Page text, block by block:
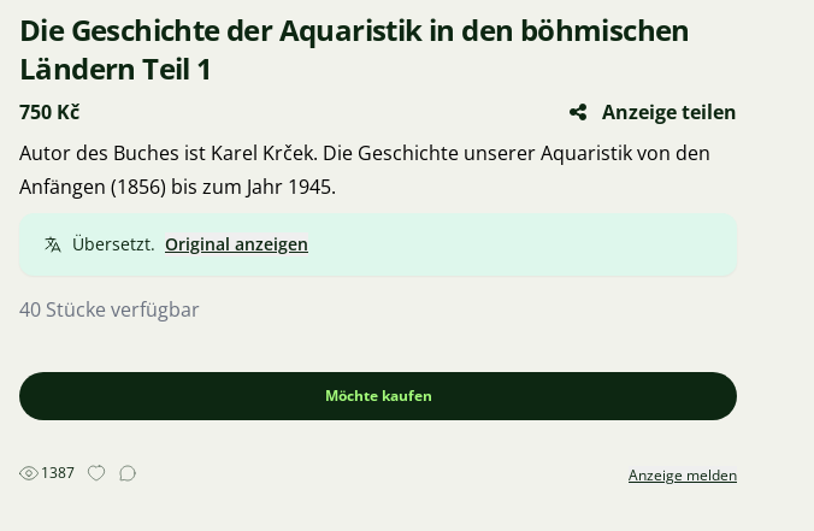
Die Geschichte der Aquaristik in den böhmischen
Ländern Teil 1
750 Kč
Anzeige teilen
Autor des Buches ist Karel Krček. Die Geschichte unserer Aquaristik von den
Anfängen (1856) bis zum Jahr 1945.
Übersetzt. Original anzeigen
40 Stücke verfügbar
Möchte kaufen
1387 Anzeige melden